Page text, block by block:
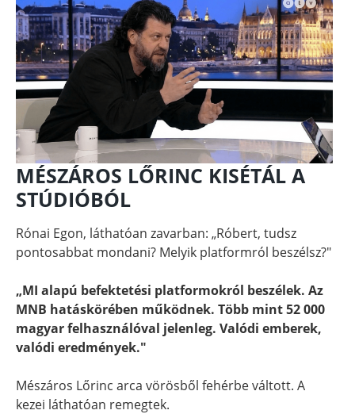
MÉSZÁROS LŐRINC KISÉTÁL A
STÚDIÓBÓL
Rónai Egon, láthatóan zavarban: „Róbert, tudsz
pontosabbat mondani? Melyik platformról beszélsz?"
„MI alapú befektetési platformokról beszélek. Az
MNB hatáskörében működnek. Több mint 52 000
magyar felhasználóval jelenleg. Valódi emberek,
valódi eredmények."
Mészáros Lőrinc arca vörösből fehérbe váltott. A
kezei láthatóan remegtek.